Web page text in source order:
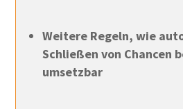
Weitere Regeln, wie
Schließen von Chancen
umsetzbar